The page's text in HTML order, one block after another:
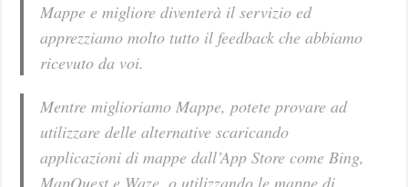
Mappe e migliore diventerà il servizio ed
apprezziamo molto tutto il feedback che abbiamo
ricevuto da voi.
Mentre miglioriamo Mappe, potete provare ad
utilizzare delle alternative scaricando
applicazioni di mappe dall’App Store come Bing,
MapQuest e Waze, o utilizzando le mappe di